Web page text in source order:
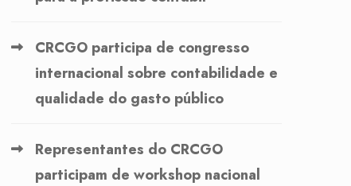
CRCGO participa de congresso
internacional sobre contabilidade e
qualidade do gasto público
Representantes do CRCGO
participam de workshop nacional